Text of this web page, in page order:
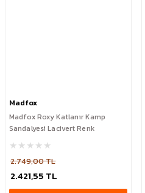
Madfox
Madfox Roxy Katlanır Kamp
Sandalyesi Lacivert Renk
2.749,00 TL
2.421,55 TL